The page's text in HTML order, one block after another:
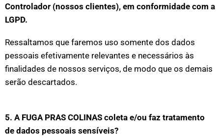
Controlador (nossos clientes), em conformidade com a
LGPD.
Ressaltamos que faremos uso somente dos dados
pessoais efetivamente relevantes e necessários às
finalidades de nossos serviços, de modo que os demais
serão descartados.
5. A FUGA PRAS COLINAS coleta e/ou faz tratamento
de dados pessoais sensíveis?